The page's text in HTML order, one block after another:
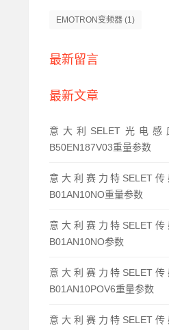
EMOTRON变频器 (1)
最新留言
最新文章
意大利SELET光电感
B50EN187V03重量参数
意大利赛力特SELET传
B01AN10NO重量参数
意大利赛力特SELET传
B01AN10NO参数
意大利赛力特SELET传
B01AN10POV6重量参数
意大利赛力特SELET传